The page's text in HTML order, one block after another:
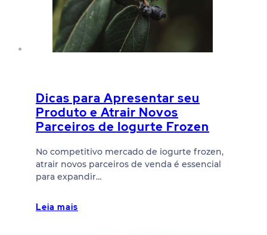
Dicas para Apresentar seu
Produto e Atrair Novos
Parceiros de Iogurte Frozen
No competitivo mercado de iogurte frozen,
atrair novos parceiros de venda é essencial
para expandir…
Leia mais